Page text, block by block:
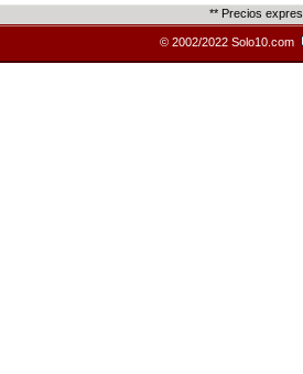
** Precios
© 2002/2022 Solo10.com